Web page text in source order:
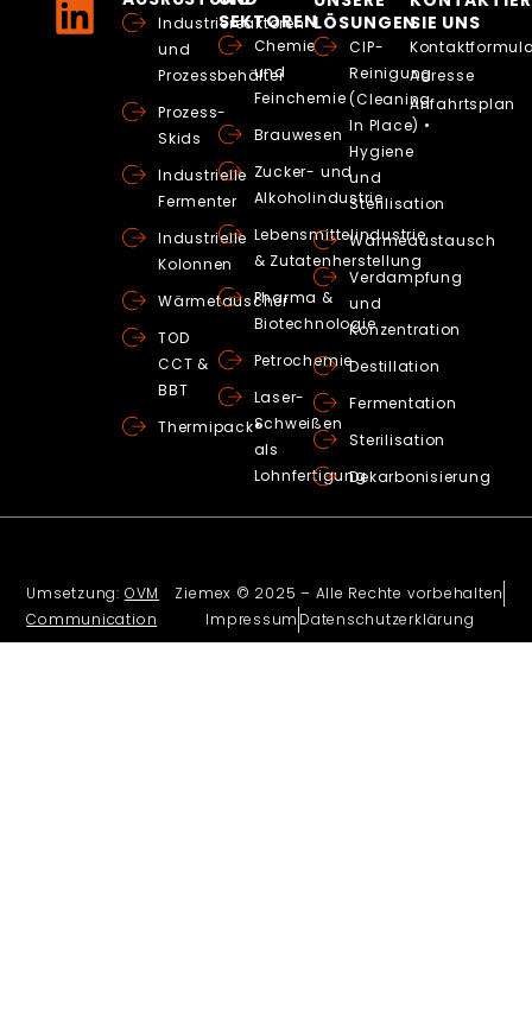
Industriereaktoren
und
Prozessbehälter
Prozess-
Skids
Industrielle
Fermenter
Industrielle
Kolonnen
Wärmetauscher
TOD
CCT &
BBT
Thermipack®
SEKTOREN
Chemie
und
Feinchemie
Brauwesen
Zucker- und
Alkoholindustrie
Lebensmittelindustrie
& Zutatenherstellung
Pharma &
Biotechnologie
Petrochemie
Laser-
Schweißen
als
Lohnfertigung
LÖSUNGEN
CIP-
Reinigung
(Cleaning
In Place) •
Hygiene
und
Sterilisation
Wärmeaustausch
Verdampfung
und
Konzentration
Destillation
Fermentation
Sterilisation
Dekarbonisierung
SIE UNS
Adresse
Anfahrtsplan
Umsetzung: OVM
Communication
Ziemex © 2025 – Alle Rechte vorbehalten
Impressum Datenschutzerklärung